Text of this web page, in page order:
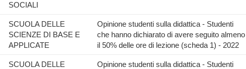
SOCIALI
SCUOLA DELLE
SCIENZE DI BASE E
APPLICATE
Opinione studenti sulla didattica - Studenti
che hanno dichiarato di avere seguito almeno
il 50% delle ore di lezione (scheda 1) - 2022
SCUOLA DELLE
Opinione studenti sulla didattica - Studenti